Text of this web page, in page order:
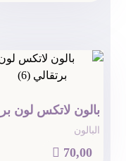
البالون
 70,00